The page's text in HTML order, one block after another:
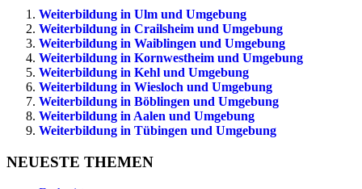
Weiterbildung in Ulm und Umgebung
Weiterbildung in Crailsheim und Umgebung
Weiterbildung in Waiblingen und Umgebung
Weiterbildung in Kornwestheim und Umgebung
Weiterbildung in Kehl und Umgebung
Weiterbildung in Wiesloch und Umgebung
Weiterbildung in Böblingen und Umgebung
Weiterbildung in Aalen und Umgebung
Weiterbildung in Tübingen und Umgebung
NEUESTE THEMEN